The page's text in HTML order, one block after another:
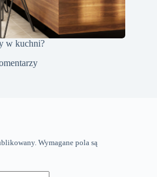
w kuchni?
Wymagane pola są